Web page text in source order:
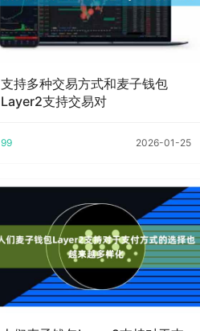
支持多种交易方式和麦子钱包
Layer2支持交易对
99 2026-01-25